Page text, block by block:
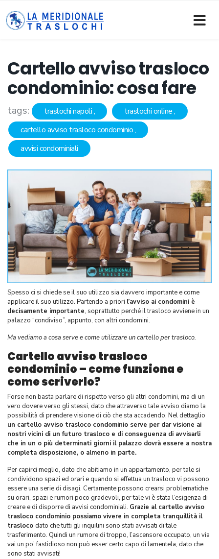
Cartello avviso trasloco
condominio: cosa fare
tags: traslochi napoli
traslochi online
cartello avviso trasloco condominio
avvisi condominiali
Spesso ci si chiede se il suo utilizzo sia davvero importante e come
applicare il suo utilizzo. Partendo a priori l’avviso ai condomini è
decisamente importante, soprattutto perché il trasloco avviene in un
palazzo “condiviso”, appunto, con altri condomini.
Ma vediamo a cosa serve e come utilizzare un cartello per trasloco.
Cartello avviso trasloco
condominio – come funziona e
come scriverlo?
Forse non basta parlare di rispetto verso gli altri condomini, ma di un
vero dovere verso gli stessi, dato che attraverso tale avviso diamo la
possibilità di prendere visione di ciò che sta accadendo. Nel dettaglio
un cartello avviso trasloco condominio serve per dar visione ai
nostri vicini di un futuro trasloco e di conseguenza di avvisarli
che in un o più determinati giorni il palazzo dovrà essere a nostra
completa disposizione, o almeno in parte.
Per capirci meglio, dato che abitiamo in un appartamento, per tale si
condividono spazi ed orari e quando si effettua un trasloco vi possono
essere una serie di disagi. Certamente possono crearsi problematiche
su orari, spazi e rumori poco gradevoli, per tale vi è stata l’esigenza di
creare e di disporre di avvisi condominiali. Grazie al cartello avviso
trasloco condominio possiamo vivere in completa tranquillità il
trasloco dato che tutti gli inquilini sono stati avvisati di tale
trasferimento. Quindi un rumore di troppo, l’ascensore occupato, un via
vai un po’ fastidioso non può esser certo capo di lamentela, dato che
sono stati avvisati!